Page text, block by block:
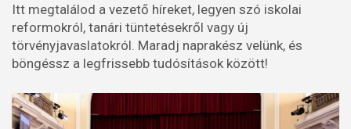
Itt megtalálod a vezető híreket, legyen szó iskolai
reformokról, tanári tüntetésekről vagy új
törvényjavaslatokról. Maradj naprakész velünk, és
böngéssz a legfrissebb tudósítások között!